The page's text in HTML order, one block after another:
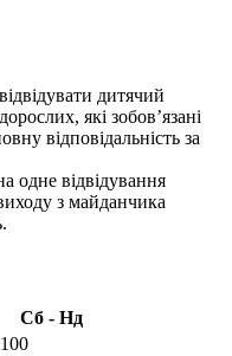
дитячий
які зобов’язані
відповідальність за
одне відвідування
з майданчика
Сб - Нд
100